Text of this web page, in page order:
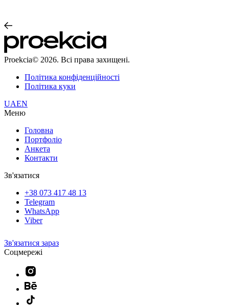
Proekcia© 2026. Всі права захищені.
Політика конфіденційності
Політика куки
UAEN
Меню
Головна
Портфоліо
Анкета
Контакти
Зв'язатися
+38 073 417 48 13
Telegram
WhatsApp
Viber
Зв'язатися зараз
Соцмережі